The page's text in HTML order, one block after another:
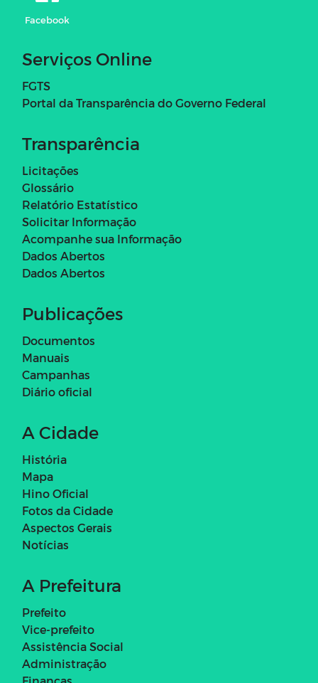
Facebook
Serviços Online
FGTS
Portal da Transparência do Governo Federal
Transparência
Licitações
Glossário
Relatório Estatístico
Solicitar Informação
Acompanhe sua Informação
Dados Abertos
Dados Abertos
Publicações
Documentos
Manuais
Campanhas
Diário oficial
A Cidade
História
Mapa
Hino Oficial
Fotos da Cidade
Aspectos Gerais
Notícias
A Prefeitura
Prefeito
Vice-prefeito
Assistência Social
Administração